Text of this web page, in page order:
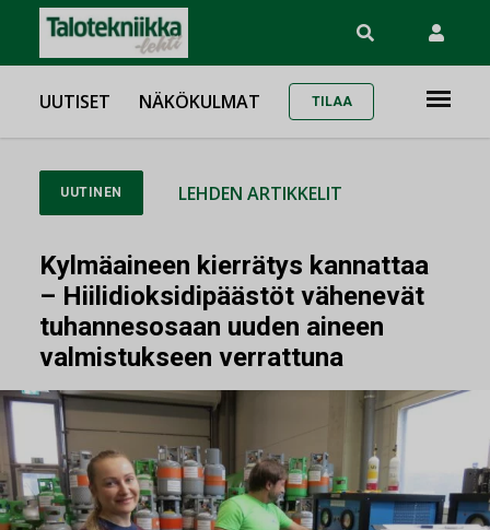
UUTISET NÄKÖKULMAT TILAA
UUTINEN LEHDEN ARTIKKELIT
Kylmäaineen kierrätys kannattaa
– Hiilidioksidipäästöt vähenevät
tuhannesosaan uuden aineen
valmistukseen verrattuna